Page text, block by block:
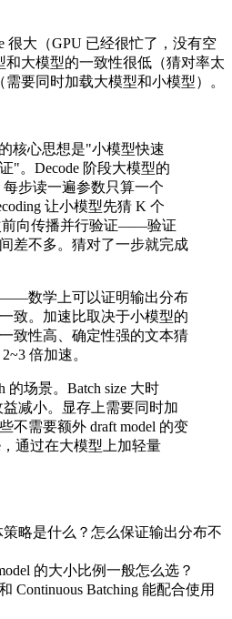
很大（GPU 已经很忙了，没有空
大模型的一致性很低（猜对率太
要同时加载大模型和小模型）。
的核心思想是"小模型快速
"。Decode 阶段大模型的
步读一遍参数只算一个
让小模型先猜 K 个
前向传播并行验证——验证
差不多。猜对了一步就完成
数学上可以证明输出分布
致。加速比取决于小模型的
致性高、确定性强的文本猜
倍加速。
的场景。Batch size 大时
减小。显存上需要同时加
不需要额外 draft model 的变
，通过在大模型上加轻量
略是什么？怎么保证输出分布不
的大小比例一般怎么选？
Continuous Batching 能配合使用